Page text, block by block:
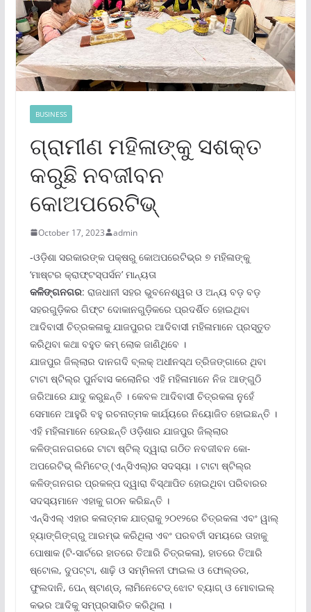
BUSINESS
ଗ୍ରାମୀଣ ମହିଳାଙ୍କୁ ସଶକ୍ତ
କରୁଛି ନବଜୀବନ
କୋଅପରେଟିଭ୍
October 17, 2023 admin
-ଓଡ଼ିଶା ସରକାରଙ୍କ ପକ୍ଷରୁ କୋଅପରେଟିଭ୍‌ର ୭ ମହିଳାଙ୍କୁ
‘ମାଷ୍ଟର କ୍ରାଫ୍ଟସ୍‌ପର୍ସନ’ ମାନ୍ୟତା
କଳିଙ୍ଗନଗର: ରାଜଧାନୀ ସହର ଭୁବନେଶ୍ୱର ଓ ଅନ୍ୟ ବଡ଼ ବଡ଼
ସହରଗୁଡ଼ିକର ଗିଫ୍ଟ ଦୋକାନଗୁଡ଼ିକରେ ପ୍ରଦର୍ଶିତ ହୋଇଥିବା
ଆଦିବାସୀ ଚିତ୍ରକଳାକୁ ଯାଜପୁରର ଆଦିବାସୀ ମହିଳାମାନେ ପ୍ରସ୍ତୁତ
କରିଥିବା କଥା ବହୁତ କମ୍ ଲୋକ ଜାଣିଥିବେ ।
ଯାଜପୁର ଜିଲ୍ଲାର ଦାନଗଦି ବ୍ଲକ୍ ଅଧୀନସ୍ଥ ତ୍ରିଜଙ୍ଗାରେ ଥିବା
ଟାଟା ଷ୍ଟିଲ୍‌ର ପୁର୍ନବାସ କଲୋନିର ଏହି ମହିଳାମାନେ ନିଜ ଆଙ୍ଗୁଠି
ଜରିଆରେ ଯାଦୁ କରୁଛନ୍ତି । କେବଳ ଆଦିବାସୀ ଚିତ୍ରକଳା ନୁହେଁ
ସେମାନେ ଆହୁରି ବହୁ ରଚନାତ୍ମକ କାର୍ଯ୍ୟରେ ନିୟୋଜିତ ହୋଇଛନ୍ତି ।
ଏହି ମହିଳାମାନେ ହେଉଛନ୍ତି ଓଡ଼ିଶାର ଯାଜପୁର ଜିଲ୍ଲାର
କଳିଙ୍ଗନଗରରେ ଟାଟା ଷ୍ଟିଲ୍ ଦ୍ୱାରା ଗଠିତ ନବଜୀବନ କୋ-
ଅପରେଟିଭ୍ ଲିମିଟେଡ୍ (ଏନ୍‌ସିଏଲ୍‌)ର ସଦସ୍ୟା । ଟାଟା ଷ୍ଟିଲ୍‌ର
କଳିଙ୍ଗନଗର ପ୍ରକଳ୍ପ ଦ୍ୱାରା ବିସ୍ଥାପିତ ହୋଇଥିବା ପରିବାରର
ସଦସ୍ୟମାନେ ଏହାକୁ ଗଠନ କରିଛନ୍ତି ।
ଏନ୍‌ସିଏଲ୍ ଏହାର କଳାତ୍ମକ ଯାତ୍ରାକୁ ୨୦୧୨ରେ ଚିତ୍ରକଳା ଏବଂ ୱାଲ୍
ହ୍ୟାଙ୍ଗିଙ୍ଗ୍‌ରୁ ଆରମ୍ଭ କରିଥିଲା ଏବଂ ପରବର୍ତୀ ସମୟରେ ତାହାକୁ
ପୋଷାକ (ଟି-ସାର୍ଟରେ ହାତରେ ତିଆରି ଚିତ୍ରକଳା), ହାତରେ ତିଆରି
ଷ୍ଟୋଲ, ଦୁପଟ୍ଟା, ଶାଢ଼ି ଓ ସମ୍ମିଳନୀ ଫାଇଲ ଓ ଫୋଲ୍‌ଡର,
ଫୁଲଦାନି, ପେନ୍ ଷ୍ଟାଣ୍ଡ୍‌, ଲାମିନେଟେଡ୍ ଝୋଟ ବ୍ୟାଗ୍ ଓ ମୋବାଇଲ୍
କଭର ଆଦିକୁ ସମ୍ପ୍ରସାରିତ କରିଥିଲା ।